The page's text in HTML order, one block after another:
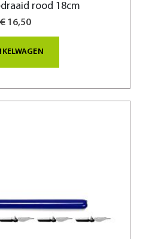
rood 18cm
€ 16,50